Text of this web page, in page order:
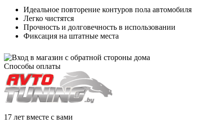
Идеальное повторение контуров пола автомобиля
Легко чистятся
Прочность и долговечность в использовании
Фиксация на штатные места
Способы оплаты
17 лет вместе с вами